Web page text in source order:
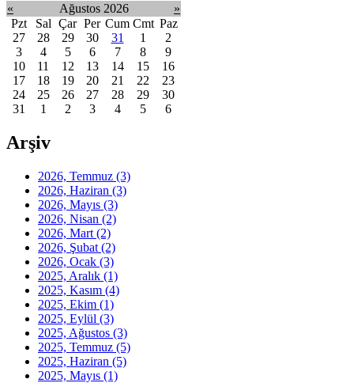
« Ağustos 2026
»
Pzt
Sal Çar Per Cum Cmt Paz
27
28 29 30 31 1
2
3
4 5 6 7 8
9
10
11 12 13 14 15
16
17
18 19 20 21 22
23
24
25 26 27 28 29
30
31
1 2 3 4 5 6
Arşiv
2026, Temmuz (3)
2026, Haziran (3)
2026, Mayıs (3)
2026, Nisan (2)
2026, Mart (2)
2026, Şubat (2)
2026, Ocak (3)
2025, Aralık (1)
2025, Kasım (4)
2025, Ekim (1)
2025, Eylül (3)
2025, Ağustos (3)
2025, Temmuz (5)
2025, Haziran (5)
2025, Mayıs (1)